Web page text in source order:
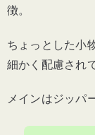
徴。
ちょっとした小
細かく配慮され
メインはジッパ